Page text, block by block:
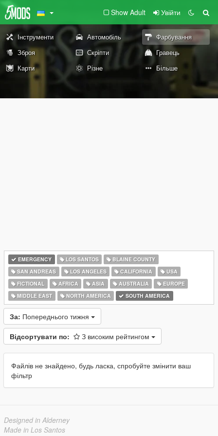
Show Adult Увійти
Інструменти Автомобіль
Фарбування
Зброя
Скріпти
Гравець
Карти
Різне Більше
EMERGENCY LOS SANTOS
BLAINE COUNTY
SAN ANDREAS
LOS ANGELES CALIFORNIA
USA
FICTIONAL
AFRICA ASIA AUSTRALIA
EUROPE
MIDDLE EAST
NORTH AMERICA SOUTH AMERICA
За: Попереднього тижня
Відсортувати по: З високим рейтингом
Файлів не знайдено, будь ласка, спробуйте змінити ваш
фільтр
Designed in Alderney
Made in Los Santos